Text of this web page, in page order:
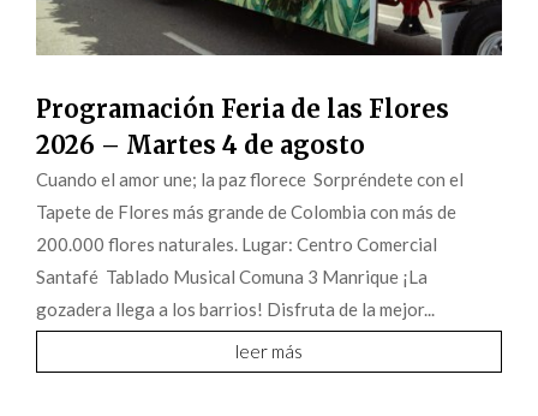
Programación Feria de las Flores
2026 – Martes 4 de agosto
Cuando el amor une; la paz florece Sorpréndete con el
Tapete de Flores más grande de Colombia con más de
200.000 flores naturales. Lugar: Centro Comercial
Santafé Tablado Musical Comuna 3 Manrique ¡La
gozadera llega a los barrios! Disfruta de la mejor...
leer más